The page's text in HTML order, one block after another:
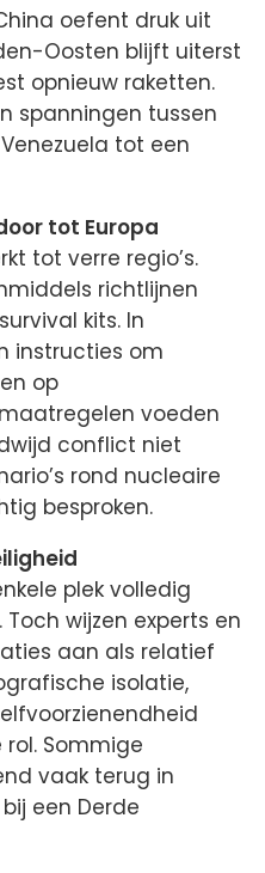
oefent druk uit
Oosten blijft uiterst
opnieuw raketten.
spanningen tussen
tot een
tot Europa
tot verre regio’s.
richtlijnen
kits. In
instructies om
op
maatregelen voeden
conflict niet
rond nucleaire
besproken.
plek volledig
wijzen experts en
aan als relatief
isolatie,
Sommige
vaak terug in
een Derde